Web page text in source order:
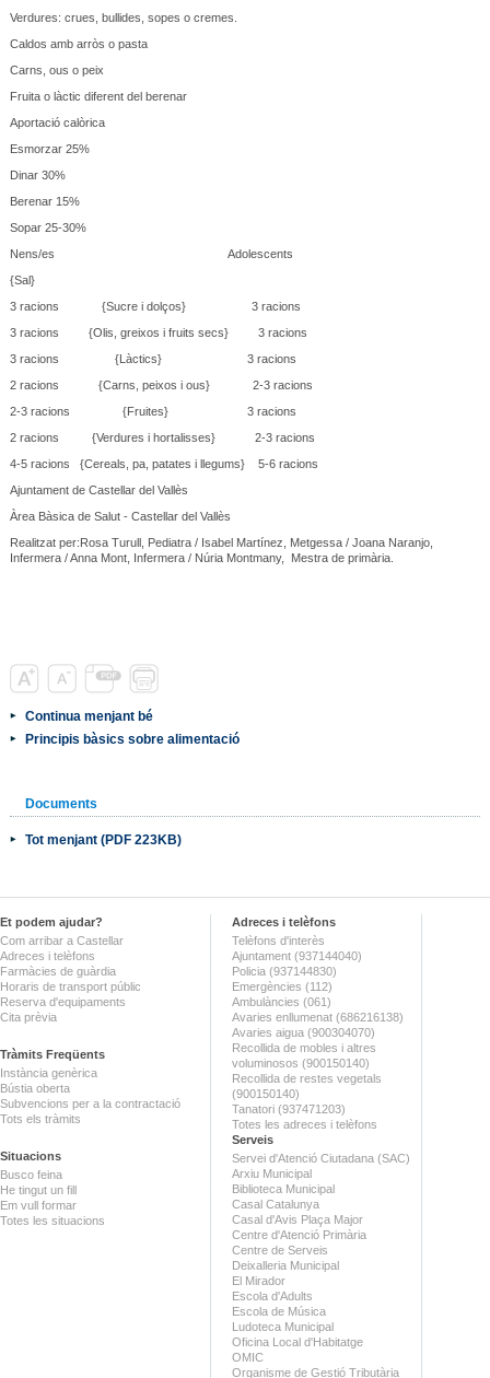
Verdures: crues, bullides, sopes o cremes.
Caldos amb arròs o pasta
Carns, ous o peix
Fruita o làctic diferent del berenar
Aportació calòrica
Esmorzar 25%
Dinar 30%
Berenar 15%
Sopar 25-30%
Nens/es Adolescents
{Sal}
3 racions {Sucre i dolços} 3 racions
3 racions {Olis, greixos i fruits secs} 3 racions
3 racions {Làctics} 3 racions
2 racions {Carns, peixos i ous} 2-3 racions
2-3 racions {Fruites} 3 racions
2 racions {Verdures i hortalisses} 2-3 racions
4-5 racions {Cereals, pa, patates i llegums} 5-6 racions
Ajuntament de Castellar del Vallès
Àrea Bàsica de Salut - Castellar del Vallès
Realitzat per:Rosa Turull, Pediatra / Isabel Martínez, Metgessa / Joana Naranjo,
Infermera / Anna Mont, Infermera / Núria Montmany, Mestra de primària.
Continua menjant bé
Principis bàsics sobre alimentació
Documents
Tot menjant (PDF 223KB)
Et podem ajudar?
Com arribar a Castellar
Adreces i telèfons
Farmàcies de guàrdia
Horaris de transport públic
Reserva d'equipaments
Cita prèvia
Tràmits Freqüents
Instància genèrica
Bústia oberta
Subvencions per a la contractació
Tots els tràmits
Situacions
Busco feina
He tingut un fill
Em vull formar
Totes les situacions
Adreces i telèfons
Telèfons d'interès
Ajuntament (937144040)
Policia (937144830)
Emergències (112)
Ambulàncies (061)
Avaries enllumenat (686216138)
Avaries aigua (900304070)
Recollida de mobles i altres
voluminosos (900150140)
Recollida de restes vegetals
(900150140)
Tanatori (937471203)
Totes les adreces i telèfons
Serveis
Servei d'Atenció Ciutadana (SAC)
Arxiu Municipal
Biblioteca Municipal
Casal Catalunya
Casal d'Avis Plaça Major
Centre d'Atenció Primària
Centre de Serveis
Deixalleria Municipal
El Mirador
Escola d'Adults
Escola de Música
Ludoteca Municipal
Oficina Local d'Habitatge
OMIC
Organisme de Gestió Tributària